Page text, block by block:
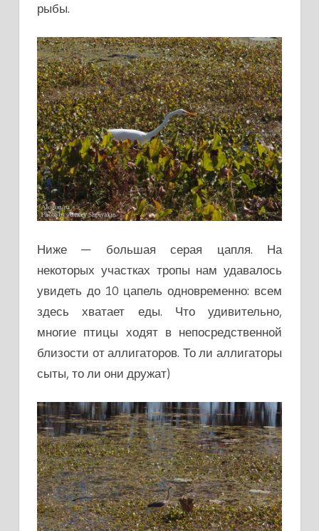
рыбы.
Ниже — большая серая цапля. На
некоторых участках тропы нам удавалось
увидеть до 10 цапель одновременно: всем
здесь хватает еды. Что удивительно,
многие птицы ходят в непосредственной
близости от аллигаторов. То ли аллигаторы
сыты, то ли они дружат)